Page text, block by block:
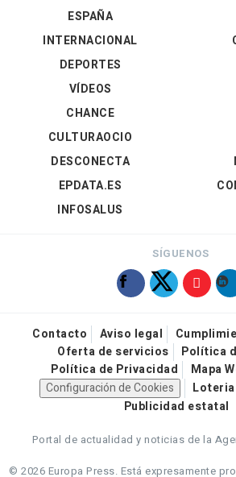
ESPAÑA
INTERNACIONAL
DEPORTES
VÍDEOS
CHANCE
CULTURAOCIO
DESCONECTA
EPDATA.ES
INFOSALUS
SÍGUENOS
Contacto Aviso legal
Oferta de servicios
Política
Política de Privacidad
Mapa
Configuración de Cookies
Publicidad estatal
Portal de actualidad y noticias de la
© 2026 Europa Press. Está expresamente